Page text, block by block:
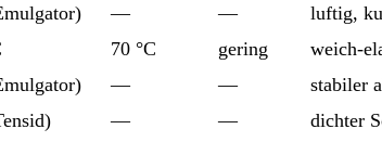
— —
luftig,
70 °C gering
weich-
— —
stabiler
— — dichter